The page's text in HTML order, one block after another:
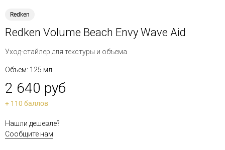
Redken
Redken Volume Beach Envy Wave Aid
Уход-стайлер для текстуры и объема
Объем: 125 мл
2 640 руб
+ 110 баллов
Нашли дешевле?
Сообщите нам